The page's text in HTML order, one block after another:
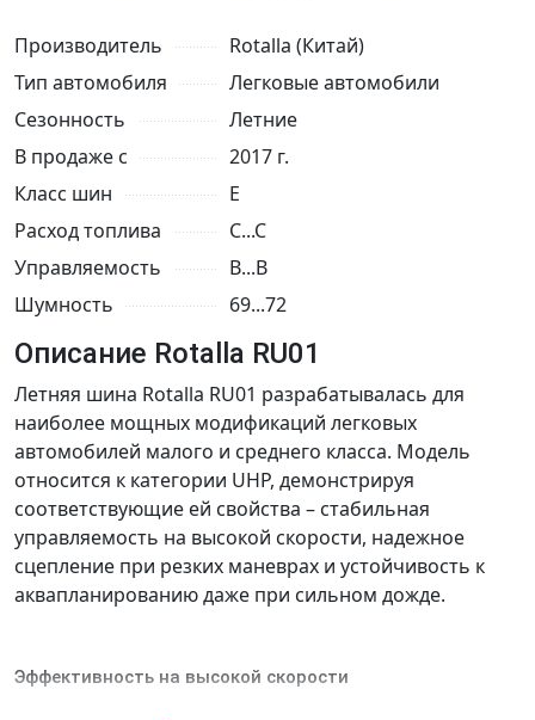
Производитель
Rotalla (Китай)
Тип автомобиля
Легковые автомобили
Сезонность
Летние
В продаже с
2017 г.
Класс шин
E
Расход топлива
C...C
Управляемость
B...B
Шумность
69...72
Описание Rotalla RU01
Летняя шина Rotalla RU01 разрабатывалась для
наиболее мощных модификаций легковых
автомобилей малого и среднего класса. Модель
относится к категории UHP, демонстрируя
соответствующие ей свойства – стабильная
управляемость на высокой скорости, надежное
сцепление при резких маневрах и устойчивость к
аквапланированию даже при сильном дожде.
Эффективность на высокой скорости